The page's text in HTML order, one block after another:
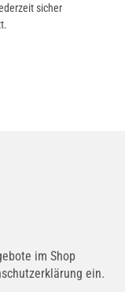
sicher
im Shop
ein.